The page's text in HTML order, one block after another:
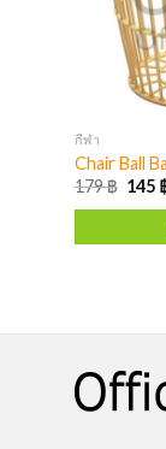
กีฬา
Chair Ball
179฿ 145